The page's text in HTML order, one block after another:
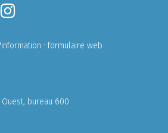
:formulaire web
bureau 600